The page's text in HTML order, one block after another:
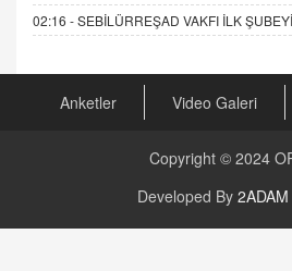
02:16 -SEBİLÜRREŞAD VAKFI İLK
Anketler Video Galeri
Copyright © 2024
Developed By